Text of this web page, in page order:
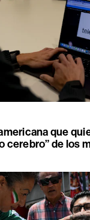
que
cerebro” de los